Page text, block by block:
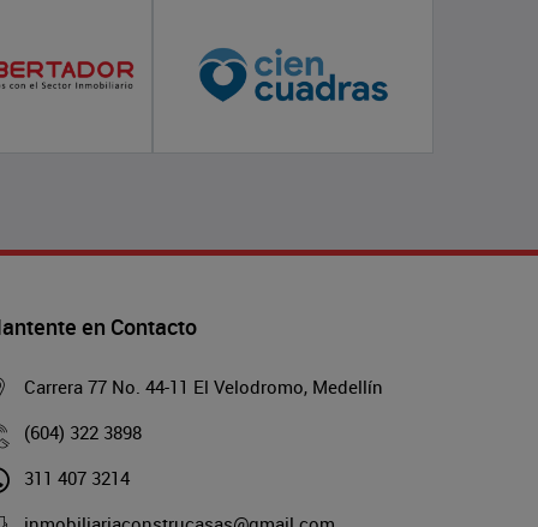
en Contacto
Carrera 77 No. 44-11 El Velodromo, Medellín
(604) 322 3898
311 407 3214